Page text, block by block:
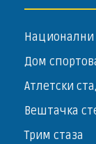
Национални
Дом
Атлетски
Вештачка
Трим стаза